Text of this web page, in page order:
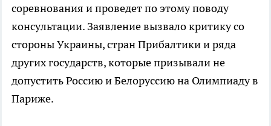
соревнования и проведет по этому поводу
консультации. Заявление вызвало критику со
стороны Украины, стран Прибалтики и ряда
других государств, которые призывали не
допустить Россию и Белоруссию на Олимпиаду в
Париже.